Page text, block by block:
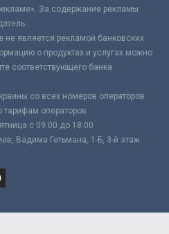
За содержание рекламы
является рекламой банковских
о продуктах и услугах можно
соответствующего банка.
со всех номеров операторов
тарифам операторов
с 09:00 до 18:00
Вадима Гетьмана, 1-Б, 3-й этаж